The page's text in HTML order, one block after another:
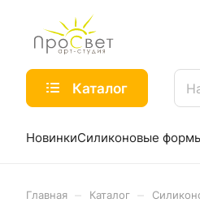
Каталог
НовинкиСиликоновые
Главная Каталог